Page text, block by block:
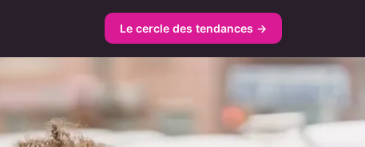
Le cercle des tendances →